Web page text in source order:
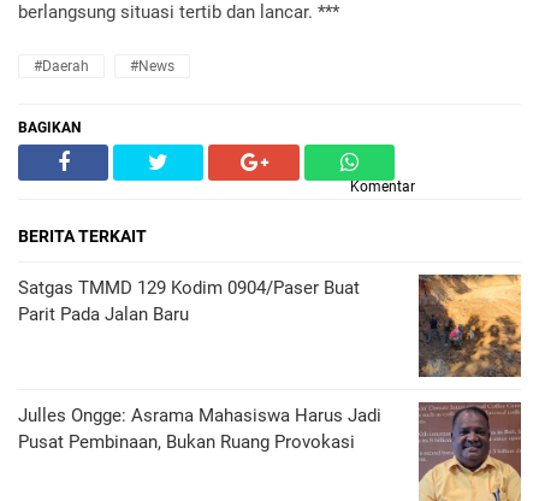
berlangsung situasi tertib dan lancar. ***
#Daerah #News
BAGIKAN
Komentar
BERITA TERKAIT
Satgas TMMD 129 Kodim 0904/Paser Buat
Parit Pada Jalan Baru
Julles Ongge: Asrama Mahasiswa Harus Jadi
Pusat Pembinaan, Bukan Ruang Provokasi